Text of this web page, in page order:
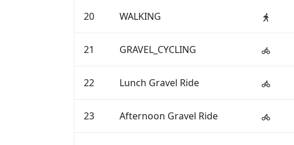
20 WALKING
21 GRAVEL_CYCLING
22 Lunch Gravel Ride
23 Afternoon Gravel Ride